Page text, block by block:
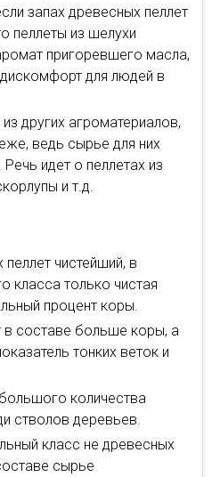
запах древесных пеллет
пеллеты из шелухи
пригоревшего масла,
для людей в
других агроматериалов,
ведь сырье для них
идет о пеллетах из
и т.д.
чистейший, в
класса только чистая
процент коры.
составе больше коры, а
тонких веток и
количества
стволов деревьев.
класс не древесных
сырье